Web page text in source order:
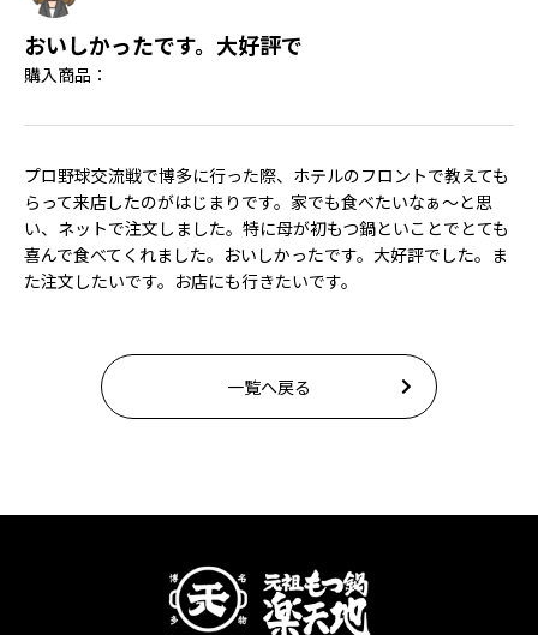
おいしかったです。大好評で
購入商品：
プロ野球交流戦で博多に行った際、ホテルのフロントで教えても
らって来店したのがはじまりです。家でも食べたいなぁ～と思
い、ネットで注文しました。特に母が初もつ鍋といことでとても
喜んで食べてくれました。おいしかったです。大好評でした。ま
た注文したいです。お店にも行きたいです。
一覧へ戻る